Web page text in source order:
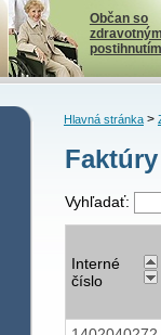
Občan so
zdravotným
postihnutím
Hlavná stránka>
Vyhľadať:
Interné
číslo